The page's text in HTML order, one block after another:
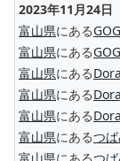
2023年11月24日
富山県にある
富山県にある
富山県にある
富山県にある
富山県にある
富山県にあるつ